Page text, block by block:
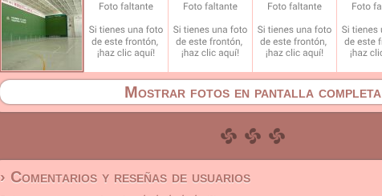
Mostrar fotos en pantalla completa
› Comentarios y reseñas de usuarios